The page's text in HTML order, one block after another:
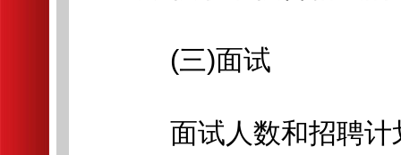
(三)面试
面试人数和招聘计